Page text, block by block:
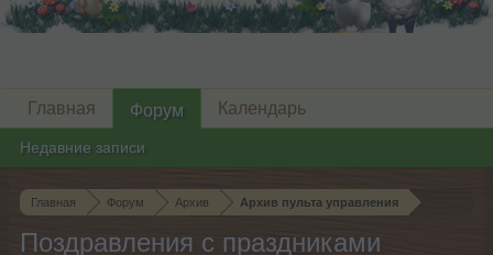
Главная Форум Архив Архив пульта управления
Поздравления с праздниками
Главная Форум
Недавние записи
Календарь